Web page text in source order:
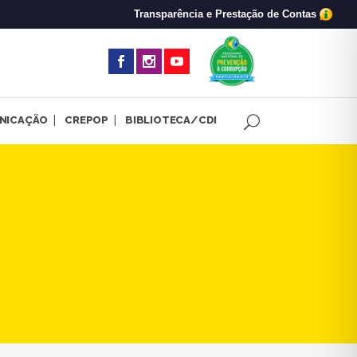
Transparência e Prestação de Contas
CREPOP BIBLIOTECA/CDI
concorrentes às eleições